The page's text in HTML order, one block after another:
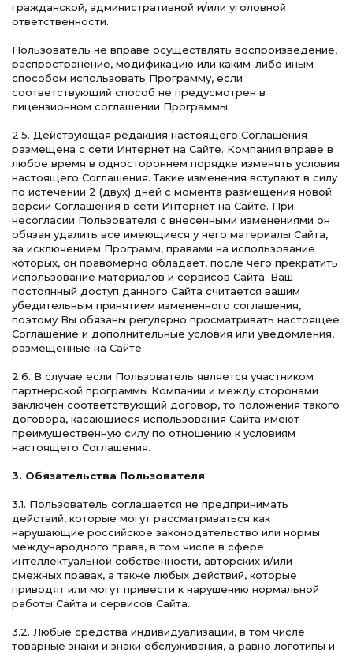
гражданской, административной и/или уголовной
ответственности.
Пользователь не вправе осуществлять воспроизведение,
распространение, модификацию или каким-либо иным
способом использовать Программу, если
соответствующий способ не предусмотрен в
лицензионном соглашении Программы.
2.5. Действующая редакция настоящего Соглашения
размещена с сети Интернет на Сайте. Компания вправе в
любое время в одностороннем порядке изменять условия
настоящего Соглашения. Такие изменения вступают в силу
по истечении 2 (двух) дней с момента размещения новой
версии Соглашения в сети Интернет на Сайте. При
несогласии Пользователя с внесенными изменениями он
обязан удалить все имеющиеся у него материалы Сайта,
за исключением Программ, правами на использование
которых, он правомерно обладает, после чего прекратить
использование материалов и сервисов Сайта. Ваш
постоянный доступ данного Сайта считается вашим
убедительным принятием измененного соглашения,
поэтому Вы обязаны регулярно просматривать настоящее
Соглашение и дополнительные условия или уведомления,
размещенные на Сайте.
2.6. В случае если Пользователь является участником
партнерской программы Компании и между сторонами
заключен соответствующий договор, то положения такого
договора, касающиеся использования Сайта имеют
преимущественную силу по отношению к условиям
настоящего Соглашения.
3. Обязательства Пользователя
3.1. Пользователь соглашается не предпринимать
действий, которые могут рассматриваться как
нарушающие российское законодательство или нормы
международного права, в том числе в сфере
интеллектуальной собственности, авторских и/или
смежных правах, а также любых действий, которые
приводят или могут привести к нарушению нормальной
работы Сайта и сервисов Сайта.
3.2. Любые средства индивидуализации, в том числе
товарные знаки и знаки обслуживания, а равно логотипы и